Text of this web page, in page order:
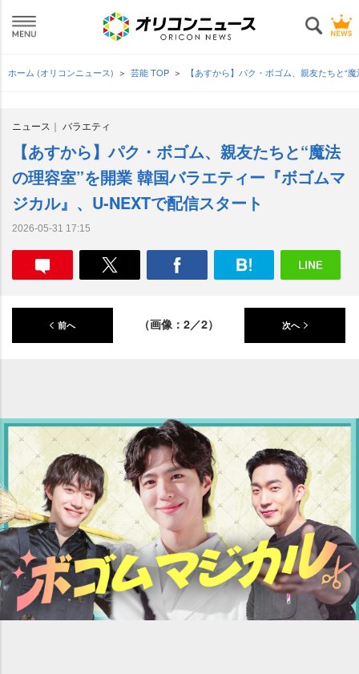
ホーム (オリコンニュース) 芸能 TOP 【あすから】パク・ボゴム、親友たちと“
ニュース バラエティ
【あすから】パク・ボゴム、親友たちと“魔法
の理容室”を開業 韓国バラエティー『ボゴムマ
ジカル』、U-NEXTで配信スタート
2026-05-31 17:15
前へ （画像：2／2） 次へ